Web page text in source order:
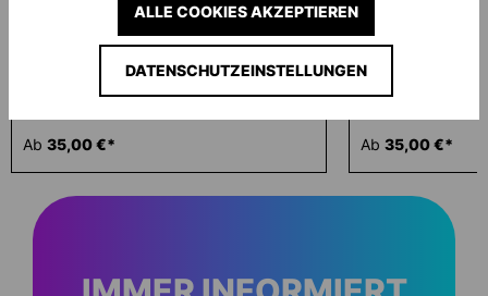
PREDICTION TORWART SHIRT
Ab 35,00 €*
PREDICTION
Ab 35,00 €*
DATENSCHUTZEINSTELLUNGEN
ALLE COOKIES AKZEPTIEREN